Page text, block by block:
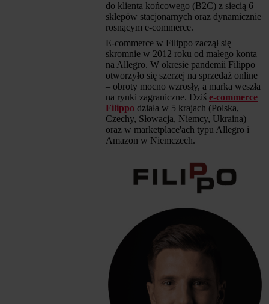
do klienta końcowego (B2C) z siecią 6
sklepów stacjonarnych oraz dynamicznie
rosnącym e-commerce.
E-commerce w Filippo zaczął się
skromnie w 2012 roku od małego konta
na Allegro. W okresie pandemii Filippo
otworzyło się szerzej na sprzedaż online
– obroty mocno wzrosły, a marka weszła
na rynki zagraniczne. Dziś e-commerce
Filippo działa w 5 krajach (Polska,
Czechy, Słowacja, Niemcy, Ukraina)
oraz w marketplace'ach typu Allegro i
Amazon w Niemczech.